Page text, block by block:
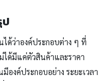
ป
ด้ว่าองค์ประกอบต่าง ๆ ที่
ด้มีแค่ตัวสินค้าและราคา
องค์ประกอบอย่าง ระยะเวลา